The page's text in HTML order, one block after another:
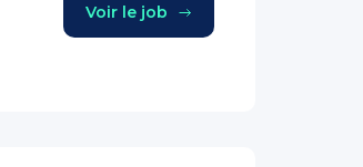
Voir le job